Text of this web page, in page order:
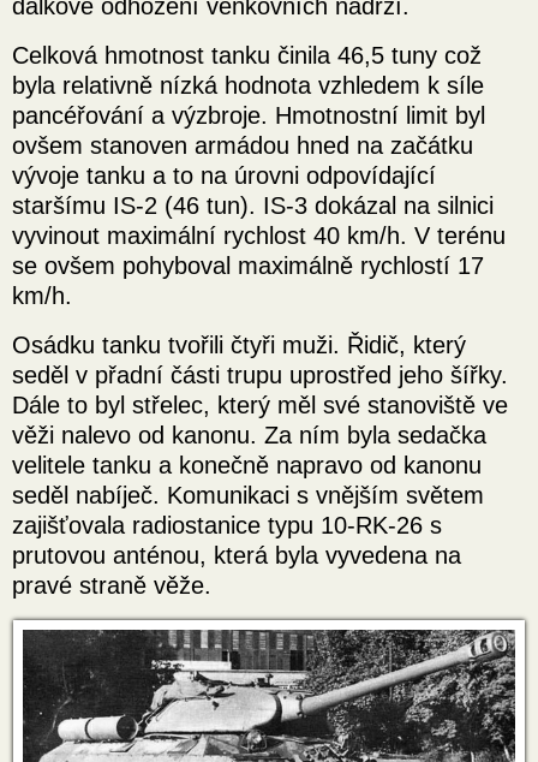
dálkové odhození venkovních nádrží.
Celková hmotnost tanku činila 46,5 tuny což
byla relativně nízká hodnota vzhledem k síle
pancéřování a výzbroje. Hmotnostní limit byl
ovšem stanoven armádou hned na začátku
vývoje tanku a to na úrovni odpovídající
staršímu IS-2 (46 tun). IS-3 dokázal na silnici
vyvinout maximální rychlost 40 km/h. V terénu
se ovšem pohyboval maximálně rychlostí 17
km/h.
Osádku tanku tvořili čtyři muži. Řidič, který
seděl v přadní části trupu uprostřed jeho šířky.
Dále to byl střelec, který měl své stanoviště ve
věži nalevo od kanonu. Za ním byla sedačka
velitele tanku a konečně napravo od kanonu
seděl nabíječ. Komunikaci s vnějším světem
zajišťovala radiostanice typu 10-RK-26 s
prutovou anténou, která byla vyvedena na
pravé straně věže.